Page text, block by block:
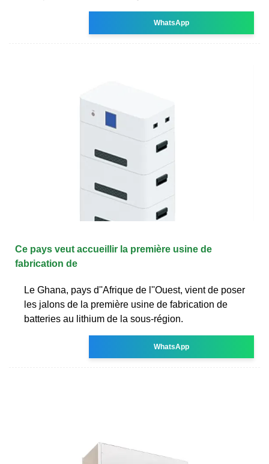
WhatsApp
Ce pays veut accueillir la première usine de
fabrication de
Le Ghana, pays d''Afrique de l''Ouest, vient de poser
les jalons de la première usine de fabrication de
batteries au lithium de la sous-région.
WhatsApp